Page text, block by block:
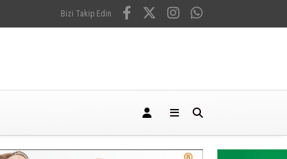
Bizi Takip Edin